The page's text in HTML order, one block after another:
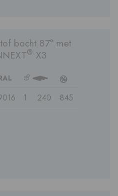
bocht 87° met
® X3
b 3 c
1 240 845